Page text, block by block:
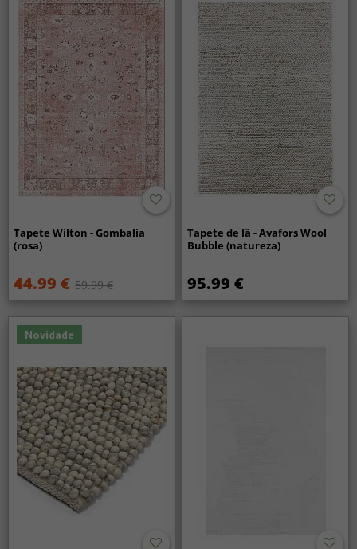
Tapete Wilton - Gombalia
(rosa)
44.99 € 59.99 €
Tapete de lã - Avafors Wool
Bubble (natureza)
95.99 €
Novidade